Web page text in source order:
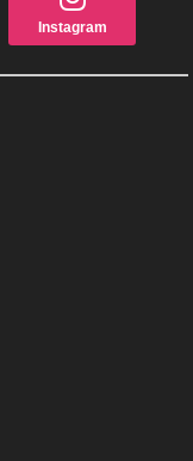
Instagram